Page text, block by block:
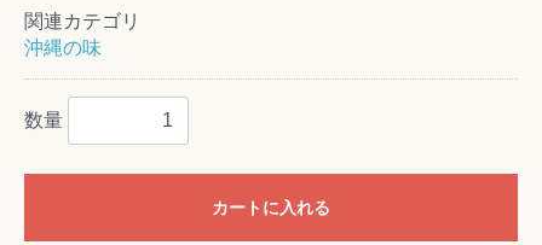
関連カテゴリ
沖縄の味
数量
カートに入れる